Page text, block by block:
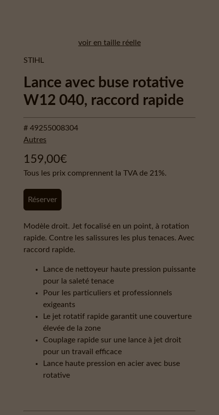
voir en taille réelle
STIHL
Lance avec buse rotative
W12 040, raccord rapide
# 49255008304
Autres
159,00€
Tous les prix comprennent la TVA de 21%.
Réserver
Modèle droit. Jet focalisé en un point, à rotation
rapide. Contre les salissures les plus tenaces. Avec
raccord rapide.
Lance de nettoyeur haute pression puissante
pour la saleté tenace
Pour les particuliers et professionnels
exigeants
Le jet rotatif rapide garantit une couverture
élevée de la zone
Couplage rapide sur une lance à jet droit
pour un travail efficace
Lance haute pression en acier avec buse
rotative